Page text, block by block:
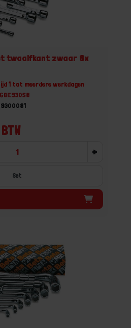
twaalfkant zwaar 8x
1 tot meerdere werkdagen
+
Set